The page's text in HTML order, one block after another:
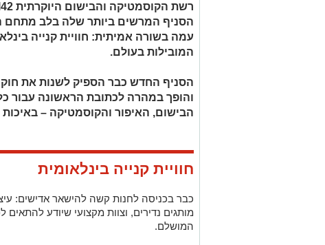
הסניף המרשים ביותר שלה בלב מתחם
המובילות בעולם.
הסניף החדש כבר הספיק לשנות את
והופך במהרה לכתובת הראשונה עבור
הבישום, האיפור והקוסמטיקה –
חוויית קנייה בינלאומית
כבר בכניסה לחנות קשה להישאר אדישים:
מותגים נדירים, וצוות מקצועי שיודע
המושלם.